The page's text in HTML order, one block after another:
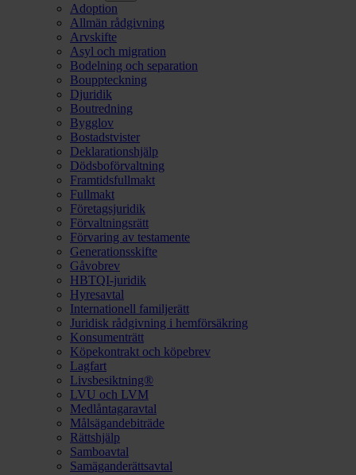
Adoption
Allmän rådgivning
Arvskifte
Asyl och migration
Bodelning och separation
Bouppteckning
Djuridik
Boutredning
Bygglov
Bostadstvister
Deklarationshjälp
Dödsboförvaltning
Framtidsfullmakt
Fullmakt
Företagsjuridik
Förvaltningsrätt
Förvaring av testamente
Generationsskifte
Gåvobrev
HBTQI-juridik
Hyresavtal
Internationell familjerätt
Juridisk rådgivning i hemförsäkring
Konsumenträtt
Köpekontrakt och köpebrev
Lagfart
Livsbesiktning®
LVU och LVM
Medlåntagaravtal
Målsägandebiträde
Rättshjälp
Samboavtal
Samäganderättsavtal